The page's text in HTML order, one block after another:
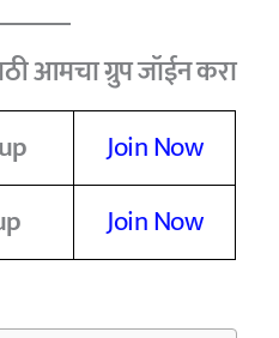
आमचा ग्रुप जॉईन करा
Join Now
Join Now